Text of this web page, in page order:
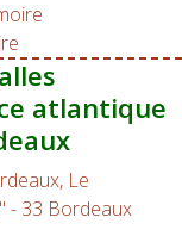
atlantique